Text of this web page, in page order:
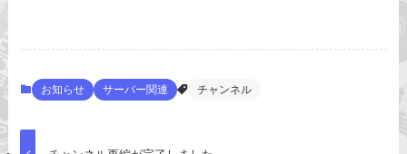
お知らせ サーバー関連 チャンネル